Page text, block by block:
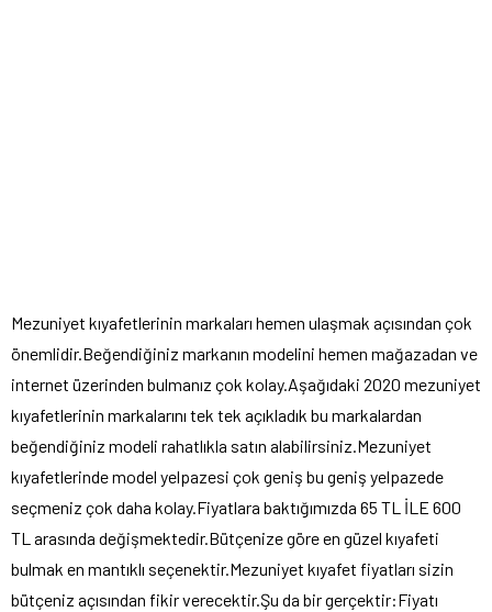
Mezuniyet kıyafetlerinin markaları hemen ulaşmak açısından çok
önemlidir.Beğendiğiniz markanın modelini hemen mağazadan ve
internet üzerinden bulmanız çok kolay.Aşağıdaki 2020 mezuniyet
kıyafetlerinin markalarını tek tek açıkladık bu markalardan
beğendiğiniz modeli rahatlıkla satın alabilirsiniz.Mezuniyet
kıyafetlerinde model yelpazesi çok geniş bu geniş yelpazede
seçmeniz çok daha kolay.Fiyatlara baktığımızda 65 TL İLE 600
TL arasında değişmektedir.Bütçenize göre en güzel kıyafeti
bulmak en mantıklı seçenektir.Mezuniyet kıyafet fiyatları sizin
bütçeniz açısından fikir verecektir.Şu da bir gerçektir:Fiyatı